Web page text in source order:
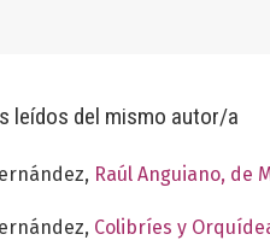
leídos del mismo autor/a
Raúl Anguiano, de
Colibríes y